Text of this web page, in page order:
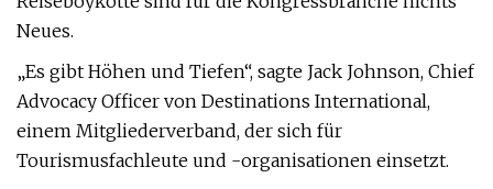
Neues.
„Es gibt Höhen und Tiefen“, sagte Jack Johnson, Chief
Advocacy Officer von Destinations International,
einem Mitgliederverband, der sich für
Tourismusfachleute und -organisationen einsetzt.